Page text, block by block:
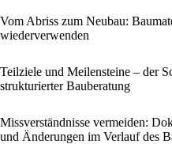
Vom Abriss zum Neubau:
wiederverwenden
Teilziele und Meilensteine – der
strukturierter Bauberatung
Missverständnisse vermeiden:
und Änderungen im Verlauf des